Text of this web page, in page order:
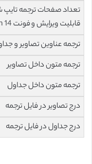
تعداد صفحات ترجمه تایپ
قابلیت ویرایش و فونت 14 B Nazanin
ترجمه عناوین تصاویر و
ترجمه متون داخل تصاویر
ترجمه متون داخل جداول
درج تصاویر در فایل ترجمه
درج جداول در فایل ترجمه